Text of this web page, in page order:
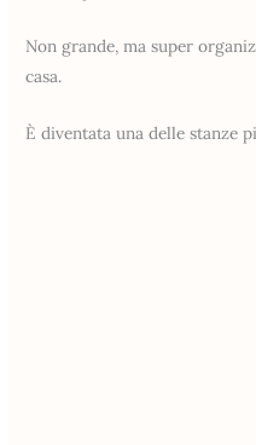
Non grande, ma super
casa.
È diventata una delle stanze